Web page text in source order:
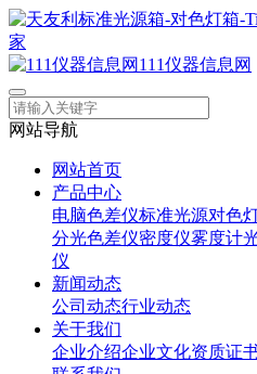
111仪器信息网
网站导航
网站首页
产品中心
电脑色差仪标准光源对色
分光色差仪密度仪雾度计
仪
新闻动态
公司动态行业动态
关于我们
企业介绍企业文化资质证